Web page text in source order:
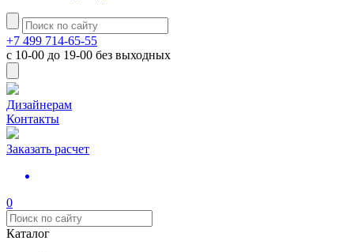
+7 499 714-65-55
с 10-00 до 19-00 без выходных
Дизайнерам
Контакты
Заказать расчет
0
Каталог